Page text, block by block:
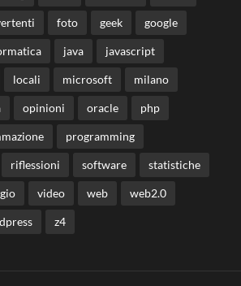
foto geek google
java javascript
locali microsoft milano
opinioni oracle php
programming
riflessioni software statistiche
video web web2.0
z4